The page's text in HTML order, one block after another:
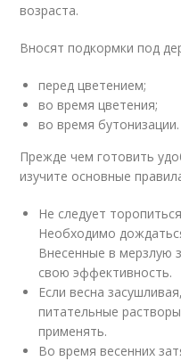
возраста.
Вносят подкормки под
перед цветением;
во время цветения;
во время бутонизации.
Прежде чем готовить
изучите основные
Не следует
Необходимо
Внесенные в мерзлую
свою эффективность.
Если весна
питательные
применять.
Во время весенних